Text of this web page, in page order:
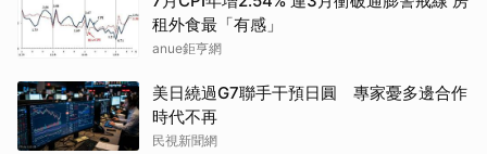
租外食最「有感」
anue鉅亨網
美日繞過G7聯手干預日圓 專家憂多邊合作
時代不再
民視新聞網